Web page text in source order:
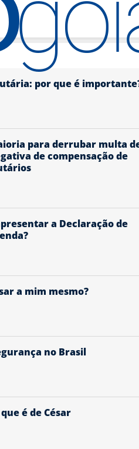
por que é
para derrubar multa
de compensação de
a Declaração de
a mim mesmo?
no Brasil
é de César